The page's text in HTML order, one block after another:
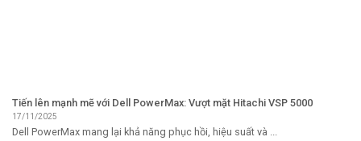
Tiến lên mạnh mẽ với Dell PowerMax: Vượt mặt Hitachi VSP 5000
17/11/2025
Dell PowerMax mang lại khả năng phục hồi, hiệu suất và ...